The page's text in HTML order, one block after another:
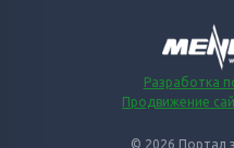
Разработка
Продвижение
© 2026 Портал